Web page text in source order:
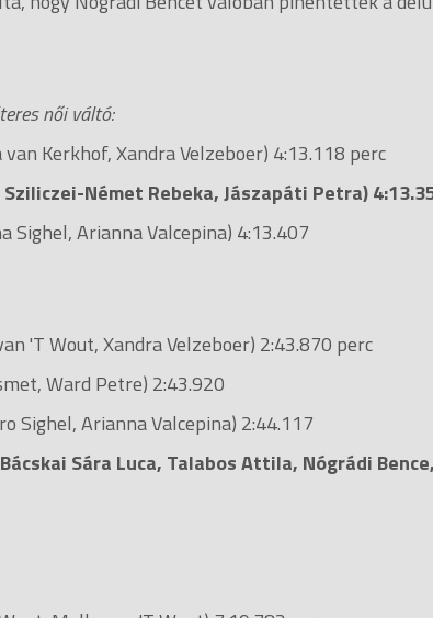
női váltó:
Kerkhof, Xandra Velzeboer) 4:13.118 perc
Német Rebeka, Jászapáti Petra)
Sighel, Arianna Valcepina) 4:13.407
'T Wout, Xandra Velzeboer) 2:43.870 perc
Ward Petre) 2:43.920
Sighel, Arianna Valcepina) 2:44.117
Sára Luca, Talabos Attila, Nógrádi Bence,